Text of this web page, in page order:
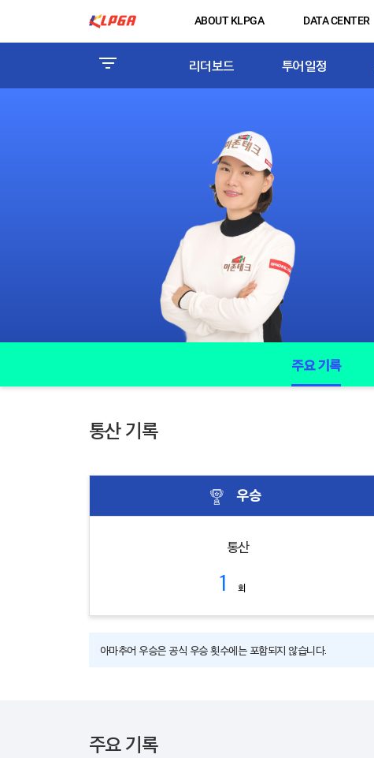
ABOUT KLPGA DATA CENTER
리더보드 투어일정
주요 기록
통산 기록
우승
통산
1 회
아마추어 우승은 공식 우승 횟수에는 포함되지 않습니다.
주요 기록